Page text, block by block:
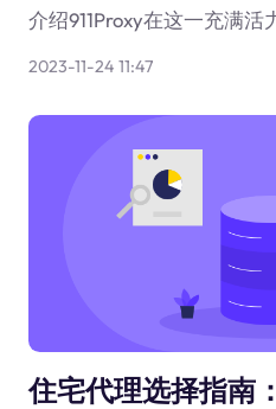
介绍911Proxy在这一充满活
2023-11-24 11:47
住宅代理选择指南